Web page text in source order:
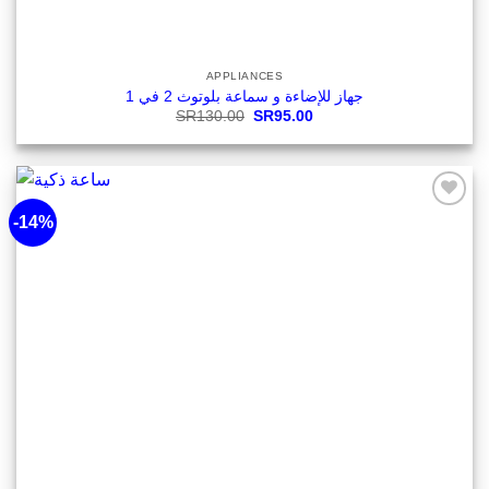
APPLIANCES
جهاز للإضاءة و سماعة بلوتوث 2 في 1
SR130.00 Original
was:
ر.س130.00.
SR95.00Current
is:
ر.س95.00.
-14%